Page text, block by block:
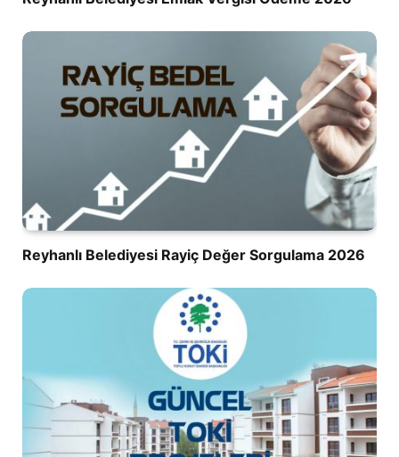
Reyhanlı Belediyesi Rayiç Değer Sorgulama 2026